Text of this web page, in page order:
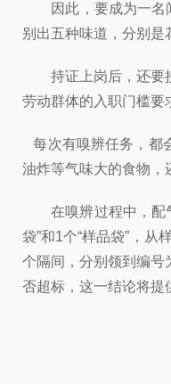
因此，要成为一名闻
别出五种味道，分别
持证上岗后，还要接
劳动群体的入职门槛要
每次有嗅辨任务， 都
油炸等气味大的食物，
在嗅辨过程中，配气
袋”和1个“样品袋”，从
个隔间，分别领到编号
否超标，这一结论将提